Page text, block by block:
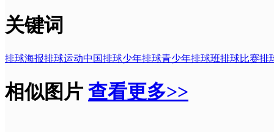
关键词
排球海报排球运动中国排球少年排球青少年排球班排球比赛排
相似图片 查看更多>>